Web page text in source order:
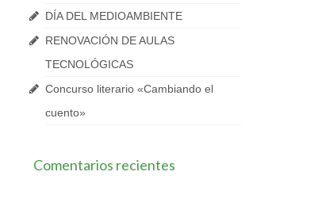
DÍA DEL MEDIOAMBIENTE
RENOVACIÓN DE AULAS
TECNOLÓGICAS
Concurso literario «Cambiando el
cuento»
Comentarios recientes